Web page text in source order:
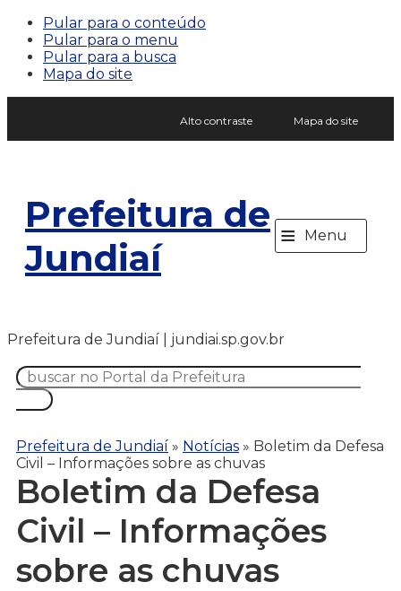
Pular para o conteúdo
Pular para o menu
Pular para a busca
Mapa do site
Alto contraste Mapa do site
Prefeitura de
Jundiaí
≡ Menu
Prefeitura de Jundiaí | jundiai.sp.gov.br
Prefeitura de Jundiaí » Notícias » Boletim da Defesa
Civil – Informações sobre as chuvas
Boletim da Defesa
Civil – Informações
sobre as chuvas